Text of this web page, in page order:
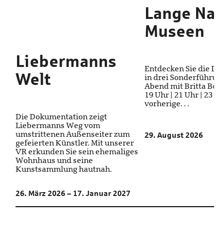
Liebermanns
Welt
Die Dokumentation zeigt
Liebermanns Weg vom
umstrittenen Außenseiter zum
gefeierten Künstler. Mit unserer
VR erkunden Sie sein ehemaliges
Wohnhaus und seine
Kunstsammlung hautnah.
26. März 2026 – 17. Januar 2027
Lange
Museen
Entdecken Sie die
in drei
Abend mit Britta
19 Uhr | 21 Uhr | 23
vorherige. . .
29. August 2026